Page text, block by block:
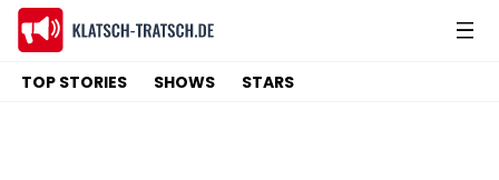
TOP STORIES SHOWS STARS